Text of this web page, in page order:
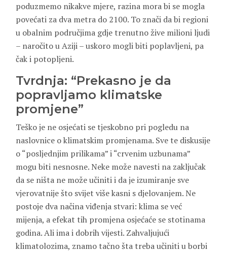
poduzmemo nikakve mjere, razina mora bi se mogla
povećati za dva metra do 2100. To znači da bi regioni
u obalnim područjima gdje trenutno žive milioni ljudi
– naročito u Aziji – uskoro mogli biti poplavljeni, pa
čak i potopljeni.
Tvrdnja: “Prekasno je da
popravljamo klimatske
promjene”
Teško je ne osjećati se tjeskobno pri pogledu na
naslovnice o klimatskim promjenama. Sve te diskusije
o “posljednjim prilikama” i “crvenim uzbunama”
mogu biti nesnosne. Neke može navesti na zaključak
da se ništa ne može učiniti i da je izumiranje sve
vjerovatnije što svijet više kasni s djelovanjem. Ne
postoje dva načina viđenja stvari: klima se već
mijenja, a efekat tih promjena osjećaće se stotinama
godina. Ali ima i dobrih vijesti. Zahvaljujući
klimatolozima, znamo tačno šta treba učiniti u borbi